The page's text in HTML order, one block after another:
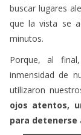
buscar lugares
que la vista se
minutos.
Porque, al
inmensidad de
utilizaron
ojos atentos,
para detenerse